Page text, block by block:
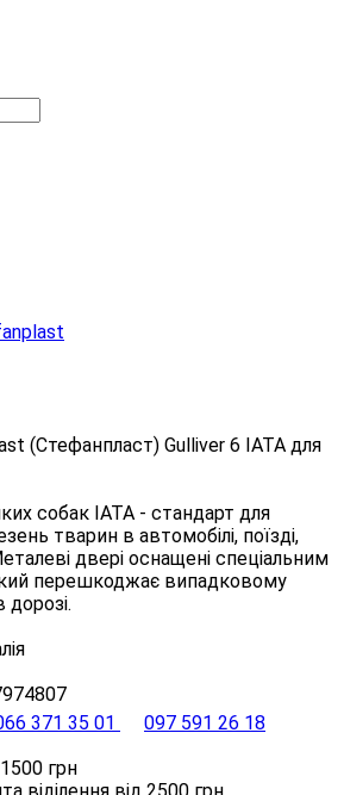
(Стефанпласт) Gulliver 6 IATA для
собак IATA - cтандарт для
тварин в автомобілі, поїзді,
двері оснащені спеціальним
перешкоджає випадковому
371 35 01
097 591 26 18
1500 грн